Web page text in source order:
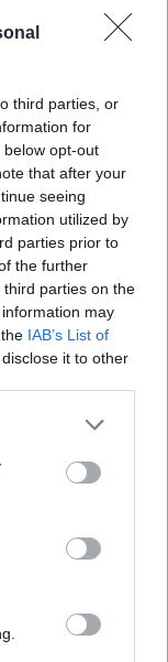
third parties, or
for
opt-out
that after your
seeing
utilized by
parties prior to
the further
parties on the
may
IAB’s List of
it to other
or more Google
You may click to
party tags to
in below Google
hogy a
s partnerek
a
szelfiket
„A
Bár
(gondoljunk
a
sikerült
visszaesést
ismét
tűnik,
kibocsátás
szinthez